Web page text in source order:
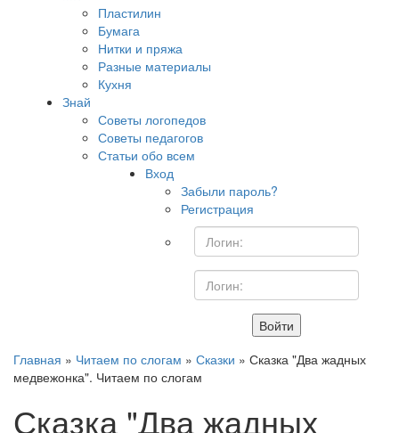
Пластилин
Бумага
Нитки и пряжа
Разные материалы
Кухня
Знай
Советы логопедов
Советы педагогов
Статьи обо всем
Вход
Забыли пароль?
Регистрация
Войти
Главная » Читаем по слогам » Сказки » Сказка "Два жадных
медвежонка". Читаем по слогам
Сказка "Два жадных